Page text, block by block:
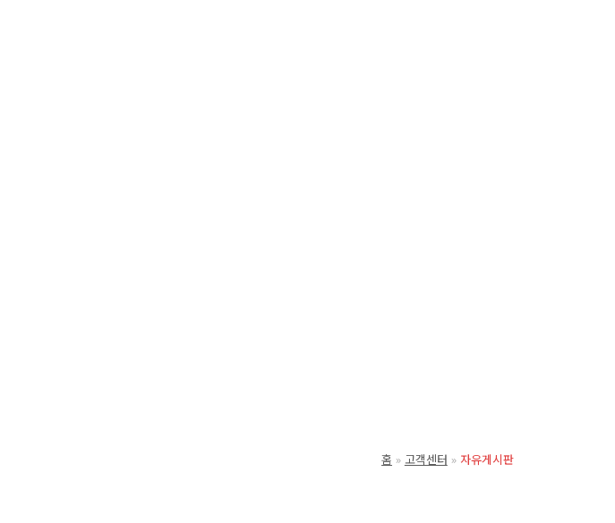
홈 고객센터 자유게시판